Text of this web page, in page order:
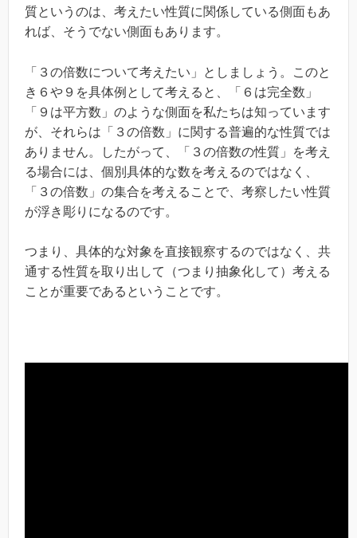
質というのは、考えたい性質に関係している側面もあ
れば、そうでない側面もあります。
「３の倍数について考えたい」としましょう。このと
き６や９を具体例として考えると、「６は完全数」
「９は平方数」のような側面を私たちは知っています
が、それらは「３の倍数」に関する普遍的な性質では
ありません。したがって、「３の倍数の性質」を考え
る場合には、個別具体的な数を考えるのではなく、
「３の倍数」の集合を考えることで、考察したい性質
が浮き彫りになるのです。
つまり、具体的な対象を直接観察するのではなく、共
通する性質を取り出して（つまり抽象化して）考える
ことが重要であるということです。